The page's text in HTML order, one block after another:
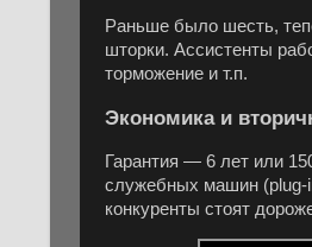
Раньше было шесть,
шторки. Ассистенты
торможение и т.п.
Экономика и
Гарантия — 6 лет или
служебных машин (plug-
конкуренты стоят